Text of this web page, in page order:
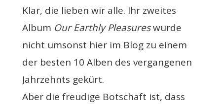
Klar, die lieben wir alle. Ihr zweites
Album Our Earthly Pleasureswurde
nicht umsonst hier im Blog zu einem
der besten 10 Alben des vergangenen
Jahrzehnts gekürt.
Aber die freudige Botschaft ist, dass